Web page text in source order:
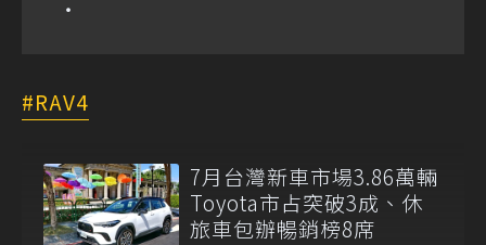
RAV4
7月台灣新車市場3.86萬輛
Toyota市占突破3成、休
旅車包辦暢銷榜8席